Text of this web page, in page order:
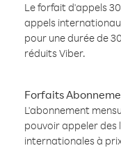
Le forfait d'appels
appels
pour une durée de
réduits Viber.
Forfaits
L'abonnement
pouvoir appeler des
internationales à